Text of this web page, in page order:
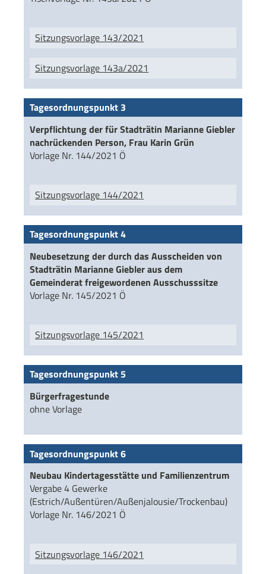
Sitzungsvorlage 143/2021
Sitzungsvorlage 143a/2021
Tagesordnungspunkt 3
Verpflichtung der für Stadträtin Marianne Giebler
nachrückenden Person, Frau Karin Grün
Vorlage Nr. 144/2021 Ö
Sitzungsvorlage 144/2021
Tagesordnungspunkt 4
Neubesetzung der durch das Ausscheiden von
Stadträtin Marianne Giebler aus dem
Gemeinderat freigewordenen Ausschusssitze
Vorlage Nr. 145/2021 Ö
Sitzungsvorlage 145/2021
Tagesordnungspunkt 5
Bürgerfragestunde
ohne Vorlage
Tagesordnungspunkt 6
Neubau Kindertagesstätte und Familienzentrum
Vergabe 4 Gewerke
(Estrich/Außentüren/Außenjalousie/Trockenbau)
Vorlage Nr. 146/2021 Ö
Sitzungsvorlage 146/2021